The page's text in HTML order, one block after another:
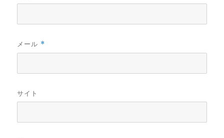
メール *
サイト